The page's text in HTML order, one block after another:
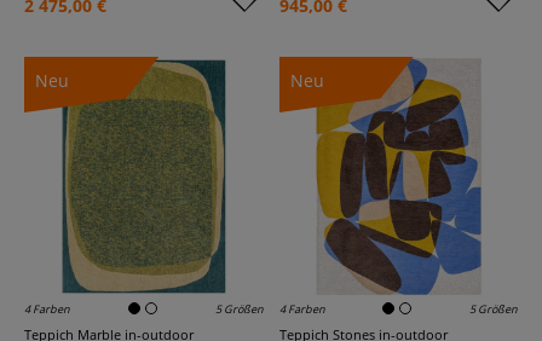
2 475,00 € 945,00 €
Neu
4 Farben 5 Größen
Teppich Marble in-outdoor
Neu
4 Farben 5 Größen
Teppich Stones in-outdoor